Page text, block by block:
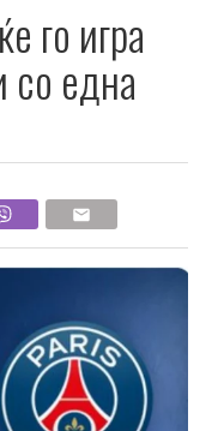
го игра
со една